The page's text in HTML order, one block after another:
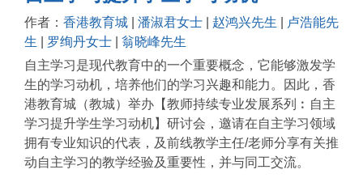
作者： 香港教育城 潘淑君女士 赵鸿兴先生
卢浩能先
生
罗绚丹女士
翁晓峰先生
自主学习是现代教育中的一个重要概念，它能够激发学
生的学习动机，培养他们的学习兴趣和能力。因此，香
港教育城（教城）举办【教师持续专业发展系列︰自主
学习提升学生学习动机】研讨会，邀请在自主学习领域
拥有专业知识的代表，及前线教学主任/老师分享有关推
动自主学习的教学经验及重要性，并与同工交流。